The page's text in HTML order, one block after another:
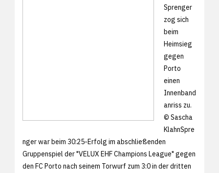
Sprenger
zog sich
beim
Heimsieg
gegen
Porto
einen
Innenband
anriss zu.
© Sascha
KlahnSpre
nger war beim 30:25-Erfolg im abschließenden
Gruppenspiel der "VELUX EHF Champions League" gegen
den FC Porto nach seinem Torwurf zum 3:0 in der dritten